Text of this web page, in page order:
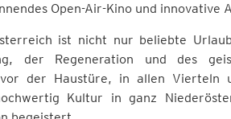
Open-Air-Kino und innovative
ist nicht nur beliebte
der Regeneration und des
der Haustüre, in allen Vierteln
Kultur in ganz